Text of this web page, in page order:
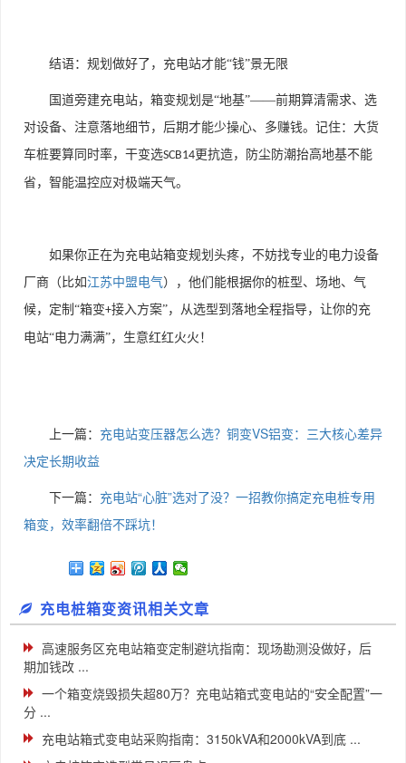
结语：规划做好了，充电站才能“钱”景无限
国道旁建充电站，箱变规划是“地基”——前期算清需求、选
对设备、注意落地细节，后期才能少操心、多赚钱。记住：大货
车桩要算同时率，干变选SCB14更抗造，防尘防潮抬高地基不能
省，智能温控应对极端天气。
如果你正在为充电站箱变规划头疼，不妨找专业的电力设备
厂商（比如江苏中盟电气），他们能根据你的桩型、场地、气
候，定制“箱变+接入方案”，从选型到落地全程指导，让你的充
电站“电力满满”，生意红红火火！
上一篇： 充电站变压器怎么选？铜变VS铝变：三大核心差异
决定长期收益
下一篇： 充电站“心脏”选对了没？一招教你搞定充电桩专用
箱变，效率翻倍不踩坑！
充电桩箱变资讯相关文章
高速服务区充电站箱变定制避坑指南：现场勘测没做好，后
期加钱改 ...
一个箱变烧毁损失超80万？充电站箱式变电站的“安全配置”一
分 ...
充电站箱式变电站采购指南：3150kVA和2000kVA到底 ...